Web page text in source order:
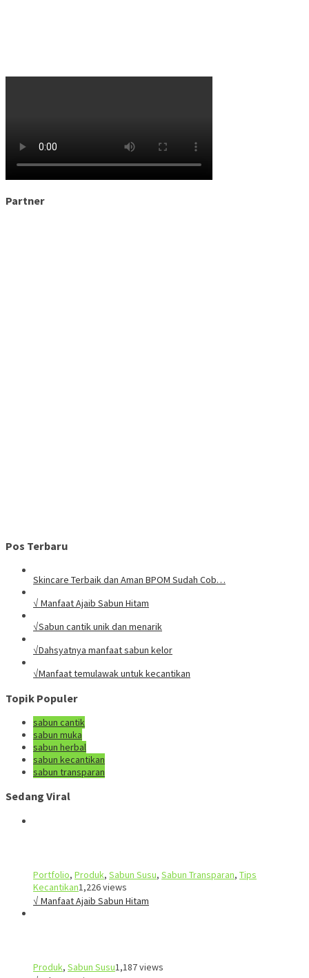
Partner
Pos Terbaru
Skincare Terbaik dan Aman BPOM Sudah Cob…
√ Manfaat Ajaib Sabun Hitam
√Sabun cantik unik dan menarik
√Dahsyatnya manfaat sabun kelor
√Manfaat temulawak untuk kecantikan
Topik Populer
sabun cantik
sabun muka
sabun herbal
sabun kecantikan
sabun transparan
Sedang Viral
Portfolio, Produk, Sabun Susu, Sabun Transparan, Tips
Kecantikan1,226 views
√ Manfaat Ajaib Sabun Hitam
Produk, Sabun Susu1,187 views